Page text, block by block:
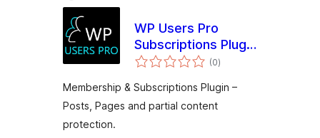
WP Users Pro
Subscriptions Plugin
– Posts, Pages and
Protection.
(0전
체
점
)
Membership & Subscriptions Plugin –
Posts, Pages and partial content
protection.